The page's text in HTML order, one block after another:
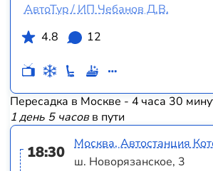
АвтоТур / ИП Чебанов Д.В.
4.8
12
Пересадка в Москве - 4 часа 30
1 день 5 часовв пути
18:30
Москва, Автостанция
ш. Новорязанское, 3